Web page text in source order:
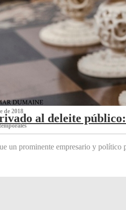
de 2018
al deleite
un prominente empresario y